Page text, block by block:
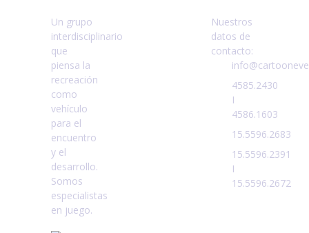
Mecánicos.
Inflables
para
Juegos
de
Pileta
Inflables
4585.2430
I
4586.1603
15.5596.2683
15.5596.2391
I
15.5596.2672